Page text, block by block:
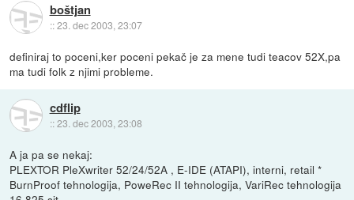
boštjan
::23. dec 2003, 23:07
definiraj to poceni,ker poceni pekač je za mene tudi teacov 52X,pa
ma tudi folk z njimi probleme.
cdflip
::23. dec 2003, 23:08
A ja pa se nekaj:
PLEXTOR PleXwriter 52/24/52A , E-IDE (ATAPI), interni, retail *
BurnProof tehnologija, PoweRec II tehnologija, VariRec tehnologija